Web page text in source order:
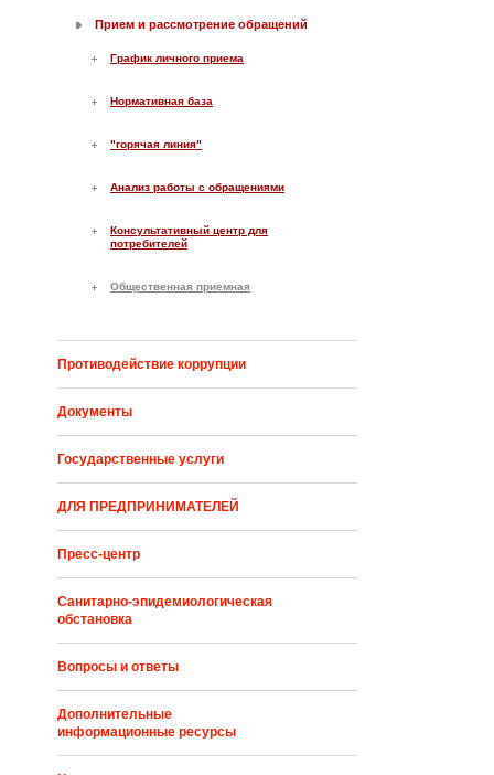
Прием и рассмотрение обращений
График личного приема
Нормативная база
"горячая линия"
Анализ работы с обращениями
Консультативный центр для
потребителей
Общественная приемная
Противодействие коррупции
Документы
Государственные услуги
ДЛЯ ПРЕДПРИНИМАТЕЛЕЙ
Пресс-центр
Санитарно-эпидемиологическая
обстановка
Вопросы и ответы
Дополнительные
информационные ресурсы